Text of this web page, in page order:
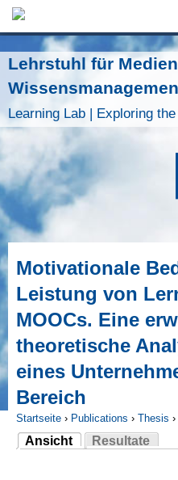
Jump to
Lehrstuhl für
Learning Lab | Exploring
Motivationale
Leistung von
MOOCs. Eine
theoretische
eines
Bereich
Sie sind hier
Startseite › Publications › Thesis ›
Ansicht
(aktiver Reiter)
Resultate